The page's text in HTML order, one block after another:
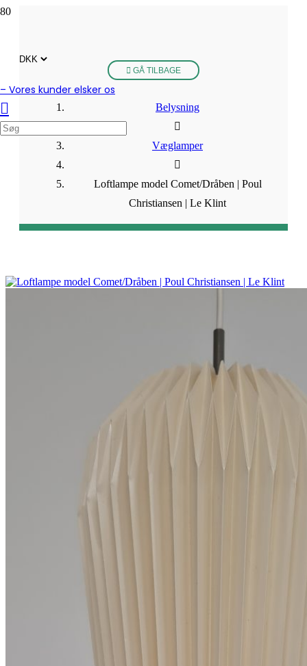
– Vores kunder elsker os
GÅ TILBAGE
Belysning
Væglamper
Loftlampe model Comet/Dråben | Poul
Christiansen | Le Klint